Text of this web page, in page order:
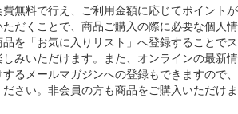
無料で行え、ご利用金額に応じてポイントが
だくことで、商品ご購入の際に必要な個人情
を「お気に入りリスト」へ登録することでス
みいただけます。また、オンラインの最新情
るメールマガジンへの登録もできますので、
さい。非会員の方も商品をご購入いただけま